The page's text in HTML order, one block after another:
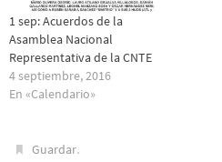
1 sep: Acuerdos de la
Asamblea Nacional
Representativa de la CNTE
4 septiembre, 2016
En «Calendario»
Guardar.